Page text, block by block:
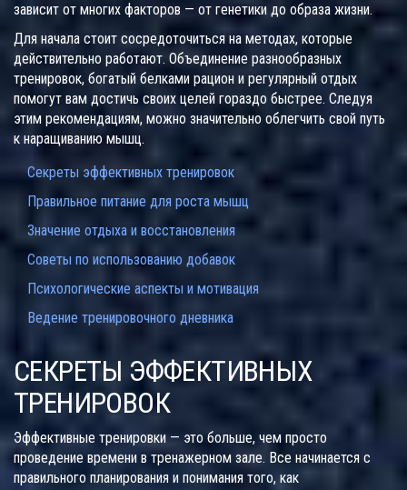
зависит от многих факторов — от генетики до образа жизни.
Для начала стоит сосредоточиться на методах, которые
действительно работают. Объединение разнообразных
тренировок, богатый белками рацион и регулярный отдых
помогут вам достичь своих целей гораздо быстрее. Следуя
этим рекомендациям, можно значительно облегчить свой путь
к наращиванию мышц.
Секреты эффективных тренировок
Правильное питание для роста мышц
Значение отдыха и восстановления
Советы по использованию добавок
Психологические аспекты и мотивация
Ведение тренировочного дневника
СЕКРЕТЫ ЭФФЕКТИВНЫХ
ТРЕНИРОВОК
Эффективные тренировки — это больше, чем просто
проведение времени в тренажерном зале. Все начинается с
правильного планирования и понимания того, как